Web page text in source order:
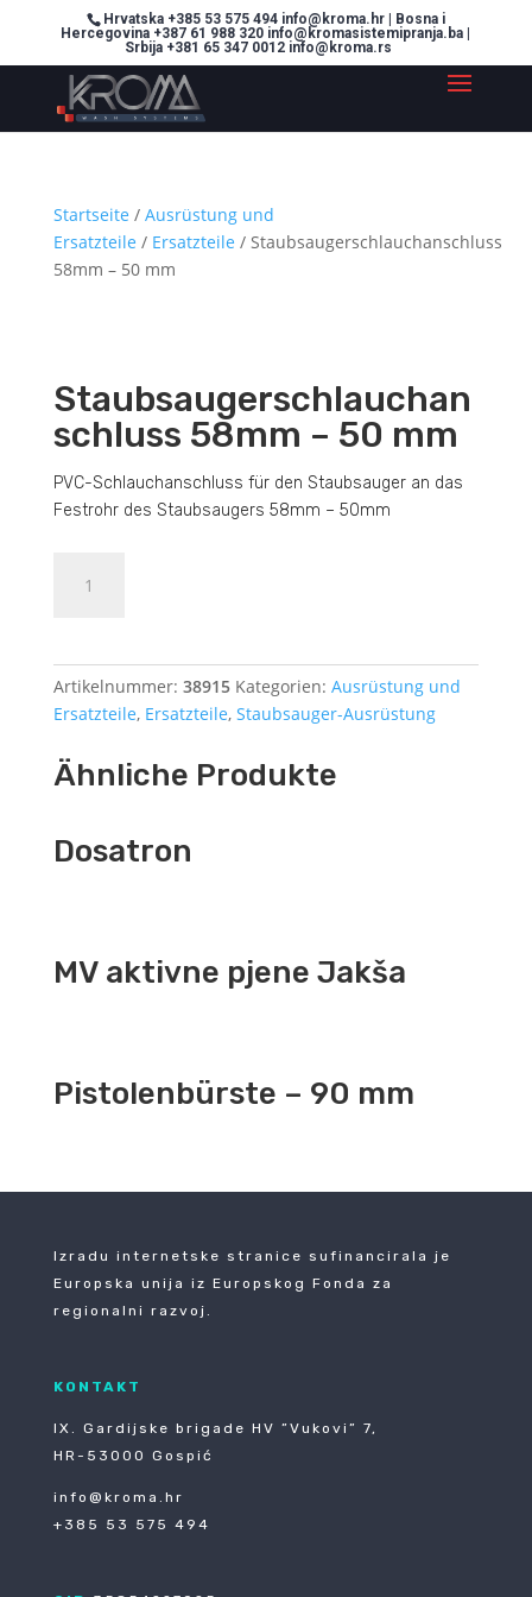
Hrvatska +385 53 575 494 info@kroma.hr | Bosna i
Hercegovina +387 61 988 320 info@kromasistemipranja.ba |
Srbija +381 65 347 0012 info@kroma.rs
Startseite / Ausrüstung und
Ersatzteile / Ersatzteile / Staubsaugerschlauchanschluss
58mm – 50 mm
Staubsaugerschlauchan
schluss 58mm – 50 mm
PVC-Schlauchanschluss für den Staubsauger an das
Festrohr des Staubsaugers 58mm – 50mm
58mm
mm
Artikelnummer: 38915 Kategorien: Ausrüstung und
Ersatzteile, Ersatzteile, Staubsauger-Ausrüstung
Ähnliche Produkte
Dosatron
MV aktivne pjene Jakša
Pistolenbürste – 90 mm
Izradu internetske stranice sufinancirala je
Europska unija iz Europskog Fonda za
regionalni razvoj.
KONTAKT
IX. Gardijske brigade HV ”Vukovi” 7,
HR-53000 Gospić
info@kroma.hr
+385 53 575 494